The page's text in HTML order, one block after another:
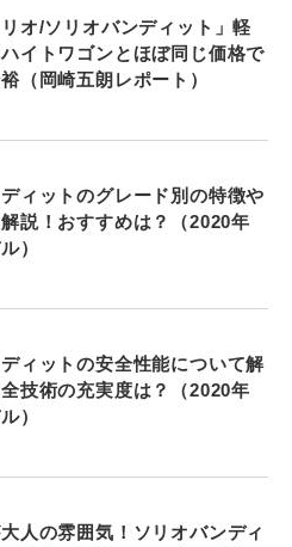
リオ/ソリオバンディット」軽
イトワゴンとほぼ同じ価格で
（岡崎五朗レポート）
ィットのグレード別の特徴や
説！おすすめは？（2020年
）
ィットの安全性能について解
技術の充実度は？（2020年
）
人の雰囲気！ソリオバンディ